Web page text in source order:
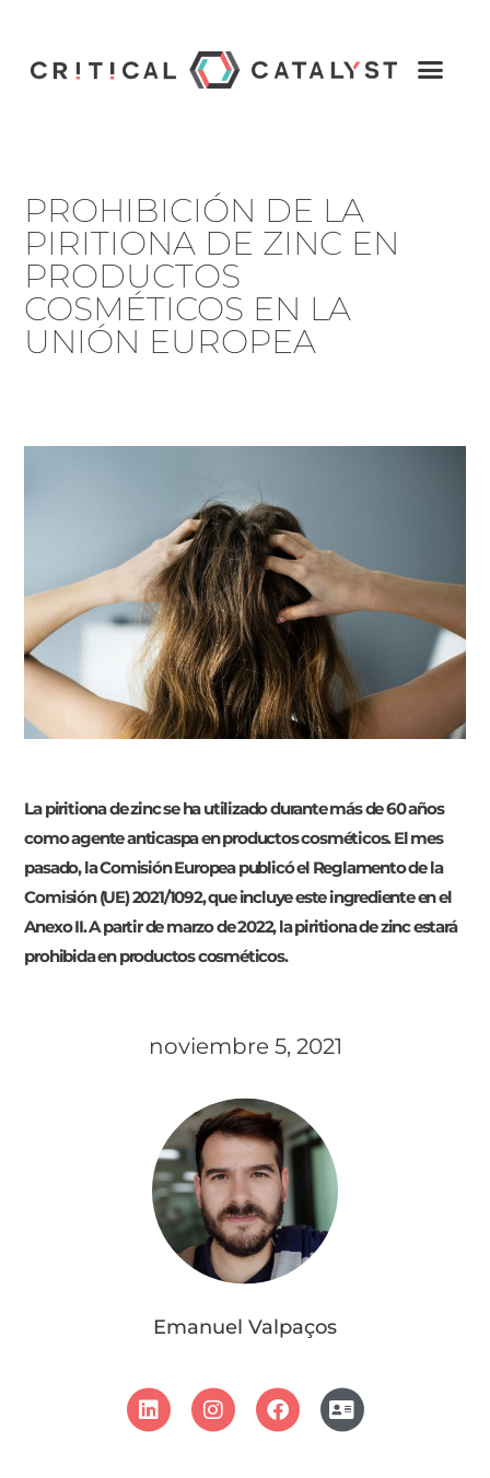
PROHIBICIÓN DE LA
PIRITIONA DE ZINC EN
PRODUCTOS
COSMÉTICOS EN LA
UNIÓN EUROPEA
La piritiona de zinc se ha utilizado durante más de 60 años
como agente anticaspa en productos cosméticos. El mes
pasado, la Comisión Europea publicó el Reglamento de la
Comisión (UE) 2021/1092, que incluye este ingrediente en el
Anexo II. A partir de marzo de 2022, la piritiona de zinc estará
prohibida en productos cosméticos.
noviembre 5, 2021
Emanuel Valpaços